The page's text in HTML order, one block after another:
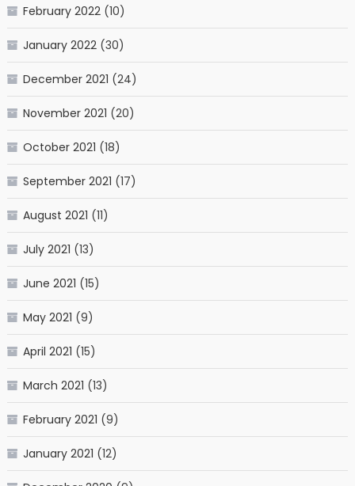
February 2022(10)
January 2022(30)
December 2021 (24)
November 2021 (20)
October 2021 (18)
September 2021 (17)
August 2021 (11)
July 2021 (13)
June 2021 (15)
May 2021 (9)
April 2021 (15)
March 2021 (13)
February 2021 (9)
January 2021 (12)